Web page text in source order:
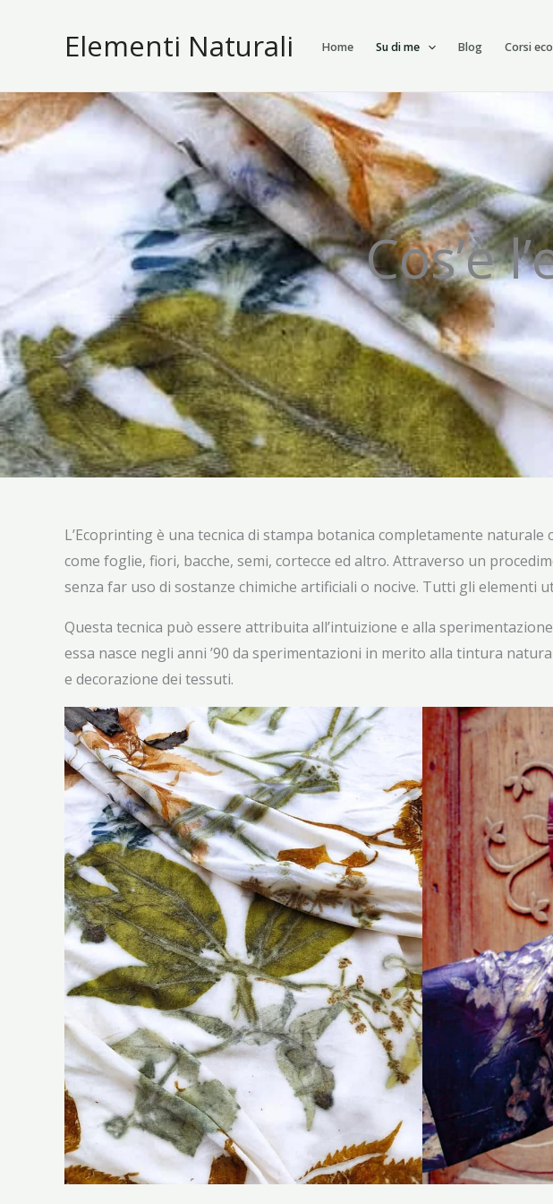
Elementi Naturali Home Su di me Blog Corsi
Cos’è
L’Ecoprinting è una tecnica di stampa botanica completamente
come foglie, fiori, bacche, semi, cortecce ed altro. Attraverso un
senza far uso di sostanze chimiche artificiali o nocive. Tutti gli
Questa tecnica può essere attribuita all’intuizione e alla
essa nasce negli anni ’90 da sperimentazioni in merito alla tintura
e decorazione dei tessuti.